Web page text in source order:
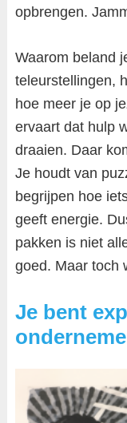
opbrengen.
Waarom beland
teleurstellingen,
hoe meer je op
ervaart dat hulp
draaien. Daar
Je houdt van
begrijpen hoe
geeft energie.
pakken is niet
goed. Maar toch
Je bent